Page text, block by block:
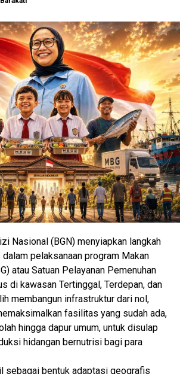
nilai kemanusiaan, bukan
CAMRA
GRIYA LANSIA MALANG
MENUA
JAWA TIMUR
KEMENTERIAN SOSIAL
LANSIA
MASYARAKAT
PANTI JOMPO
PERAWATAN LANSIA
POPULASI TUA
BMKG Pastikan Suhu Panas
Utang Petani dan Nelayan,
Ekonomi Rakyat
Nasional (BGN) menyiapkan langkah
pelaksanaan program Makan
atau Satuan Pelayanan Pemenuhan
di kawasan Tertinggal, Terdepan, dan
membangun infrastruktur dari nol,
fasilitas yang sudah ada,
hingga dapur umum, untuk disulap
hidangan bernutrisi bagi para
sebagai bentuk adaptasi geografis